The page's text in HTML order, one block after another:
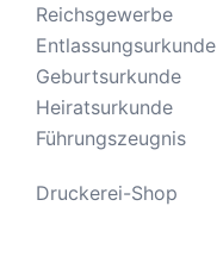
Reichsgewerbe
Entlassungsurkunde
Geburtsurkunde
Heiratsurkunde
Führungszeugnis
Druckerei-Shop